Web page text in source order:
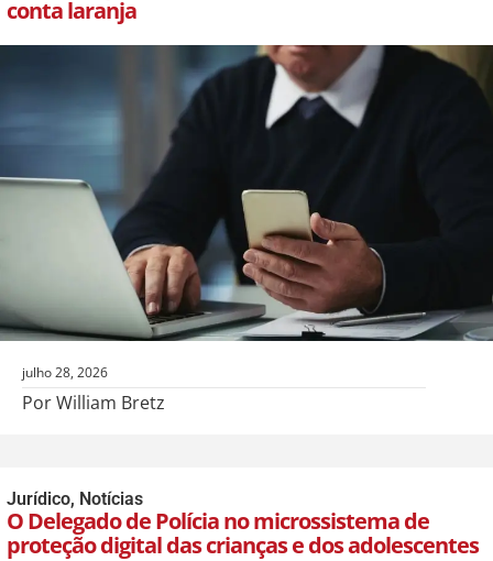
conta laranja
julho 28, 2026
Por William Bretz
Jurídico, Notícias
O Delegado de Polícia no microssistema de
proteção digital das crianças e dos adolescentes